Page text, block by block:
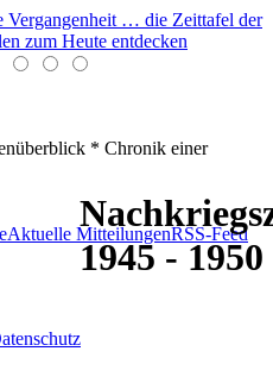
Vergangenheit … die Zeittafel der
zum Heute entdecken
* Chronik einer
Aktuelle MitteilungenRSS-Feed
1945 - 1950